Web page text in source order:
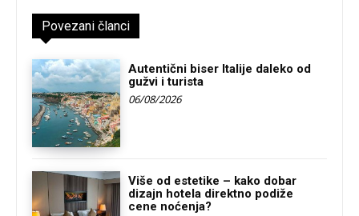
Povezani članci
Autentični biser Italije daleko od
gužvi i turista
06/08/2026
Više od estetike – kako dobar
dizajn hotela direktno podiže
cene noćenja?